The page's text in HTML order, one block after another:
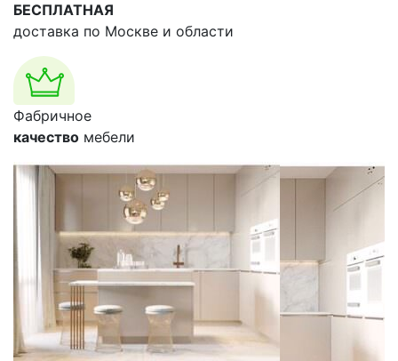
БЕСПЛАТНАЯ
доставка по Москве и области
Фабричное
качество мебели